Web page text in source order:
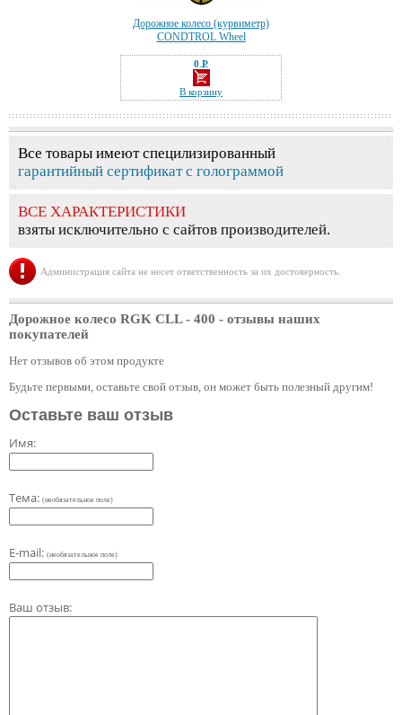
Дорожное колесо (курвиметр)
CONDTROL Wheel
0 Р
—
В корзину
Все товары имеют специлизированный
гарантийный сертификат с голограммой
ВСЕ ХАРАКТЕРИСТИКИ
взяты исключительно с сайтов производителей.
Администрация сайта не несет ответственность за их достоверность.
Дорожное колесо RGK CLL - 400 - отзывы наших
покупателей
Нет отзывов об этом продукте
Будьте первыми, оставьте свой отзыв, он может быть полезный другим!
Оставьте ваш отзыв
Имя:
Тема: (необязательное поле)
E-mail: (необязательное поле)
Ваш отзыв: